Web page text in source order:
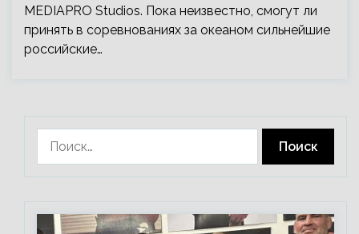
MEDIAPRO Studios. Пока неизвестно, смогут ли
принять в соревнованиях за океаном сильнейшие
российские…